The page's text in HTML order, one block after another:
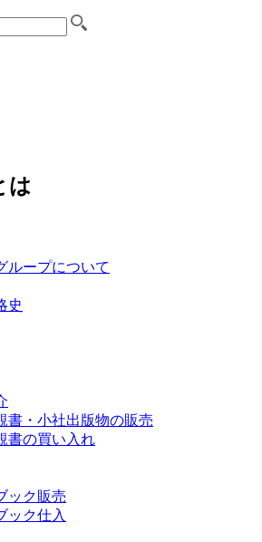
は
ループについて
史
書・小社出版物の販売
書の買い入れ
ック販売
ック仕入